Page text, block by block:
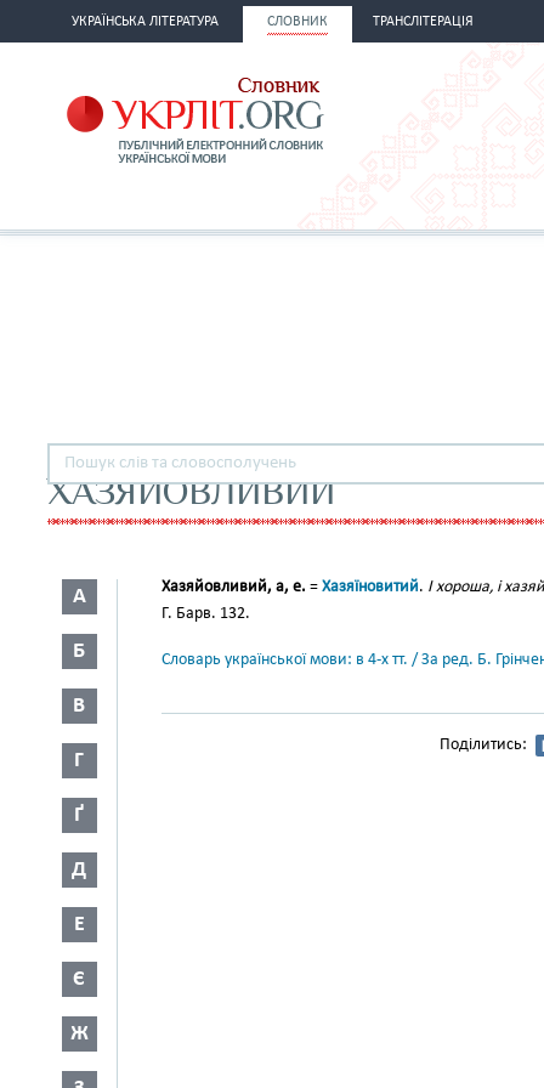
УКРАЇНСЬКА ЛІТЕРАТУРА СЛОВНИК ТРАНСЛІТЕРАЦІЯ
ХАЗЯЙОВЛИВИЙ
А
Б
В
Г
Ґ
Д
Е
Є
Ж
Хазяйовливий, а, е. = Хазяїновитий. І хороша, і
Г. Барв. 132.
Словарь української мови: в 4-х тт. / За ред. Б.
Поділитись: